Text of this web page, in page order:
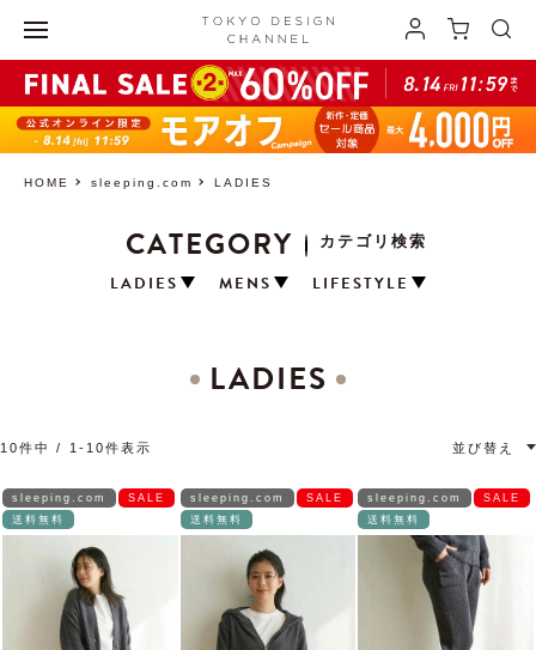
HOME sleeping.com LADIES
CATEGORY
カテゴリ検索
LADIES
MENS LIFESTYLE
LADIES
並び替え
10件中 1 - 10件表示
sleeping.com
SALE
送料無料
sleeping.com
SALE
送料無料
sleeping.com
SALE
送料無料